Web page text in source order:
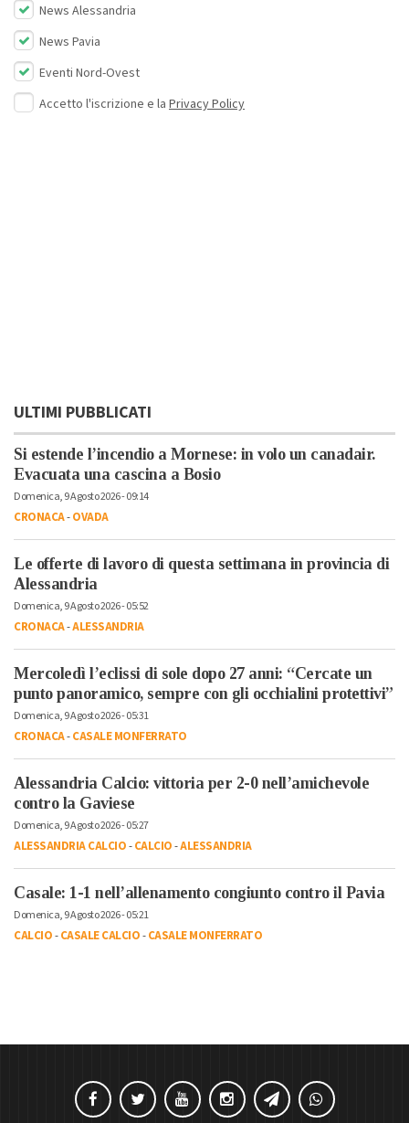
News Alessandria
News Pavia
Eventi Nord-Ovest
Accetto l'iscrizione e la Privacy Policy
ULTIMI PUBBLICATI
Si estende l’incendio a Mornese: in volo un canadair.
Evacuata una cascina a Bosio
Domenica, 9 Agosto 2026 - 09:14
CRONACA-OVADA
Le offerte di lavoro di questa settimana in provincia di
Alessandria
Domenica, 9 Agosto 2026 - 05:52
CRONACA-ALESSANDRIA
Mercoledì l’eclissi di sole dopo 27 anni: “Cercate un
punto panoramico, sempre con gli occhialini protettivi”
Domenica, 9 Agosto 2026 - 05:31
CRONACA-CASALE MONFERRATO
Alessandria Calcio: vittoria per 2-0 nell’amichevole
contro la Gaviese
Domenica, 9 Agosto 2026 - 05:27
ALESSANDRIA CALCIO-CALCIO-ALESSANDRIA
Casale: 1-1 nell’allenamento congiunto contro il Pavia
Domenica, 9 Agosto 2026 - 05:21
CALCIO-CASALE CALCIO-CASALE MONFERRATO